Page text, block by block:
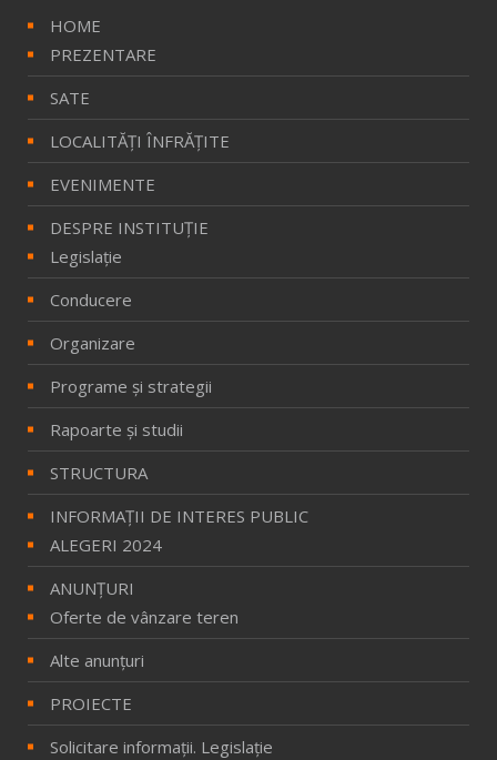
HOME
PREZENTARE
SATE
LOCALITĂŢI ÎNFRĂŢITE
EVENIMENTE
DESPRE INSTITUȚIE
Legislație
Conducere
Organizare
Programe și strategii
Rapoarte și studii
STRUCTURA
INFORMAŢII DE INTERES PUBLIC
ALEGERI 2024
ANUNȚURI
Oferte de vânzare teren
Alte anunțuri
PROIECTE
Solicitare informaţii. Legislaţie